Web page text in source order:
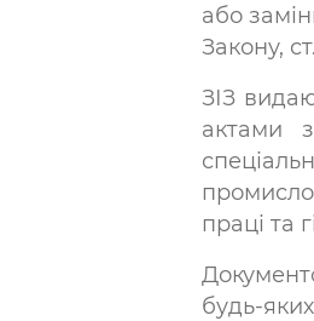
або
Закону,
ЗІЗ
актами
праці та
будь-